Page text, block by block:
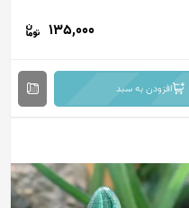
135,000
افزودن به سبد